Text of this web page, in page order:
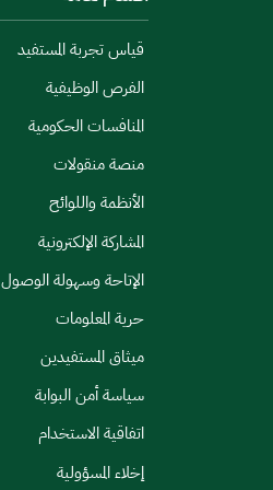
قياس تجربة المستفيد
الفرص الوظيفية
المنافسات الحكومية
منصة منقولات
الأنظمة واللوائح
المشاركة الإلكترونية
الإتاحة وسهولة الوصول
حرية المعلومات
ميثاق المستفيدين
سياسة أمن البوابة
اتفاقية الاستخدام
إخلاء المسؤولية